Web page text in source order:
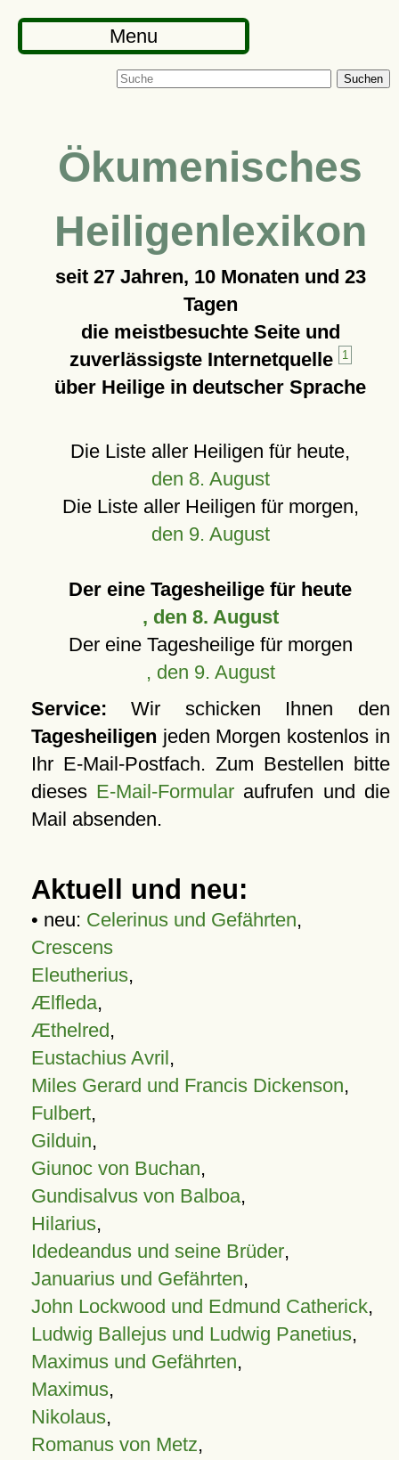
Menu
Suchen
Ökumenisches
Heiligenlexikon
seit 27 Jahren, 10 Monaten und 23
Tagen
die meistbesuchte Seite und
zuverlässigste Internetquelle
1
über Heilige in deutscher Sprache
Die Liste aller Heiligen für heute,
den 8. August
Die Liste aller Heiligen für morgen,
den 9. August
Der eine Tagesheilige für heute
, den 8. August
Der eine Tagesheilige für morgen
, den 9. August
Service: Wir schicken Ihnen den
Tagesheiligen jeden Morgen kostenlos in
Ihr E-Mail-Postfach. Zum Bestellen bitte
dieses E-Mail-Formular aufrufen und die
Mail absenden.
Aktuell und neu:
• neu: Celerinus und Gefährten,
Crescens
Eleutherius,
Ælfleda,
Æthelred,
Eustachius Avril,
Miles Gerard und Francis Dickenson,
Fulbert,
Gilduin,
Giunoc von Buchan,
Gundisalvus von Balboa,
Hilarius,
Idedeandus und seine Brüder,
Januarius und Gefährten,
John Lockwood und Edmund Catherick,
Ludwig Ballejus und Ludwig Panetius,
Maximus und Gefährten,
Maximus,
Nikolaus,
Romanus von Metz,